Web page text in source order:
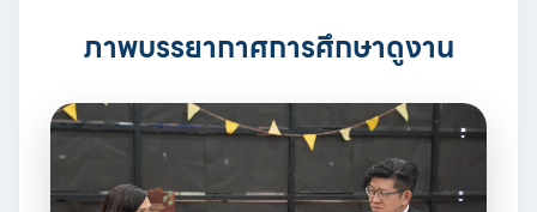
ภาพบรรยากาศการศึกษาดูงาน